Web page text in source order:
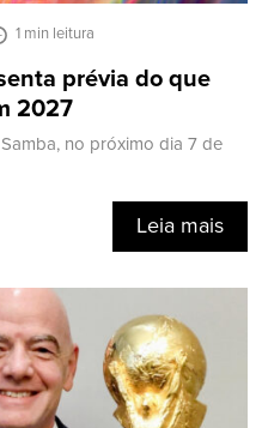
1 min leitura
prévia do que
2027
no próximo dia 7 de
Leia mais